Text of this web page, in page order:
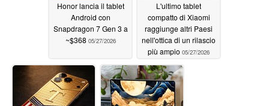
Honor lancia il tablet
Android con
Snapdragon 7 Gen 3 a
~$368 05/27/2026
L'ultimo tablet
compatto di Xiaomi
raggiunge altri Paesi
nell'ottica di un rilascio
più ampio 05/27/2026